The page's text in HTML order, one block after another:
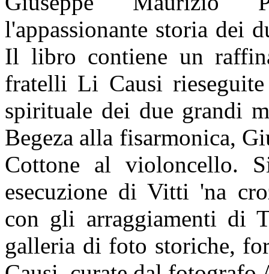
l'appassionante storia dei
Il libro contiene un
fratelli Li Causi
spirituale dei due grandi
Begeza alla fisarmonica,
Cottone al violoncello.
esecuzione di Vitti 'na
con gli arraggiamenti di
galleria di foto storiche,